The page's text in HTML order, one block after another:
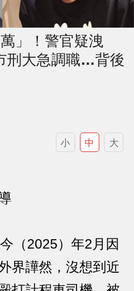
」！警官疑洩
刑大急調職…背後
小 中 大
（2025）年2月因
界譁然，沒想到近